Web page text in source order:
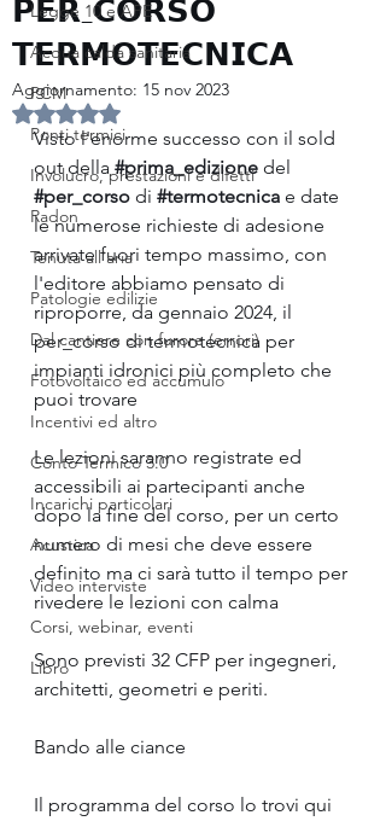
Legge 10 e APE
Acqua calda sanitaria
PCM
Ponti termici
Involucro, prestazioni e difetti
Radon
Tenuta all'aria
Patologie edilizie
Dal cantiere con furore (errori)
Fotovoltaico ed accumulo
Incentivi ed altro
Conto Termico 3.0
Incarichi particolari
Acustica
Video interviste
Corsi, webinar, eventi
Libro
𝗣𝗘𝗥_𝗖𝗢𝗥𝗦𝗢
𝗧𝗘𝗥𝗠𝗢𝗧𝗘𝗖𝗡𝗜𝗖𝗔
Aggiornamento: 15 nov 2023
Valutazione NaN stelle su 5.
Visto l'enorme successo con il sold
out della #prima_edizione del
#per_corso di #termotecnica e date
le numerose richieste di adesione
arrivate fuori tempo massimo, con
l'editore abbiamo pensato di
riproporre, da gennaio 2024, il
per_corso di termotecnica per
impianti idronici più completo che
puoi trovare
Le lezioni saranno registrate ed
accessibili ai partecipanti anche
dopo la fine del corso, per un certo
numero di mesi che deve essere
definito ma ci sarà tutto il tempo per
rivedere le lezioni con calma
Sono previsti 32 CFP per ingegneri,
architetti, geometri e periti.
Bando alle ciance
Il programma del corso lo trovi qui